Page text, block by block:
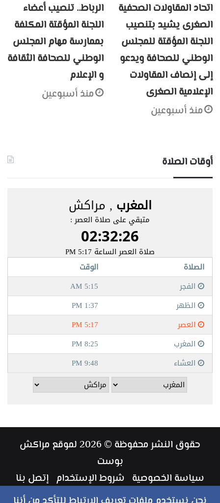
اتحاد المقاولات الصحفية
الصغرى يشيد بتنصيب
اللجنة المؤقتة للمجلس
الوطني للصحافة ويدعو
إلى إنصاف المقاولات
الإعلامية الصغرى
منذ أسبوعين
الرباط.. تنصيب أعضاء
اللجنة المؤقتة المكلفة
بممارسة مهام المجلس
الوطني للصحافة الثقافة
و الإعلام
منذ أسبوعين
أوقات الصلاة
حقوق النشر محفوظة © 2026 لموقع مراكش
بوست
سياسة الخصوصية شروط الإستخدام إتصل بنا
طاقم العمل